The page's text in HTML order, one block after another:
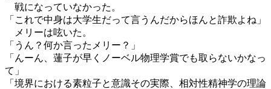
戦になっていなかった。
「これで中身は大学生だって言うんだからほんと詐欺よね」
メリーは呟いた。
「うん？何か言ったメリー？」
「んーん、蓮子が早くノーベル物理学賞でも取らないかなっ
て」
「境界における素粒子と意識その実際、相対性精神学の理論